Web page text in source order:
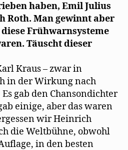
haben, Emil Julius
Roth. Man gewinnt aber
Frühwarnsysteme
Täuscht dieser
Kraus – zwar in
in der Wirkung nach
gab den Chansondichter
einige, aber das waren
wir Heinrich
die Weltbühne, obwohl
in den besten